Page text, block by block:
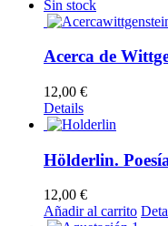
Sin stock
Acerca de
12,00 €
Details
Hölderlin.
12,00 €
Añadir al carrito